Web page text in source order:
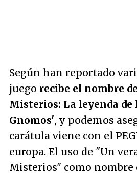
Según han reportado
juego recibe el nombre
Misterios: La leyenda de
Gnomos', y podemos
carátula viene con el
europa. El uso de "Un
Misterios" como nombre